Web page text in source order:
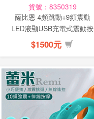
貨號：8350319
薩比恩 4頻跳動+9頻震動
LED液顯USB充電式震動按
摩棒
$1500元